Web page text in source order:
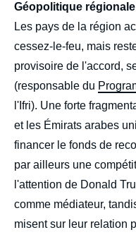
body
Géopolitique
Les pays de la région
cessez-le-feu, mais
provisoire de l'accord,
(responsable du
l'Ifri). Une forte
et les Émirats arabes
financer le fonds de
par ailleurs une
l'attention de Donald
comme médiateur,
misent sur leur relation